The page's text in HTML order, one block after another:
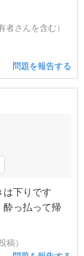
さんを含む）
問題を報告する
下りです
っ払って帰
）